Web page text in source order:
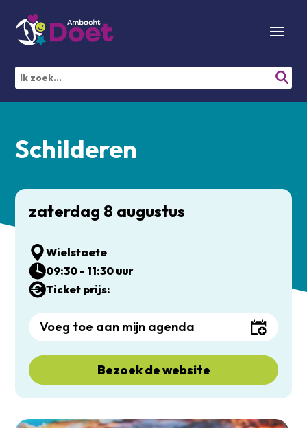
Schilderen
zaterdag 8 augustus
Wielstaete
09:30 - 11:30 uur
Ticket prijs:
Voeg toe aan mijn agenda
Bezoek de website